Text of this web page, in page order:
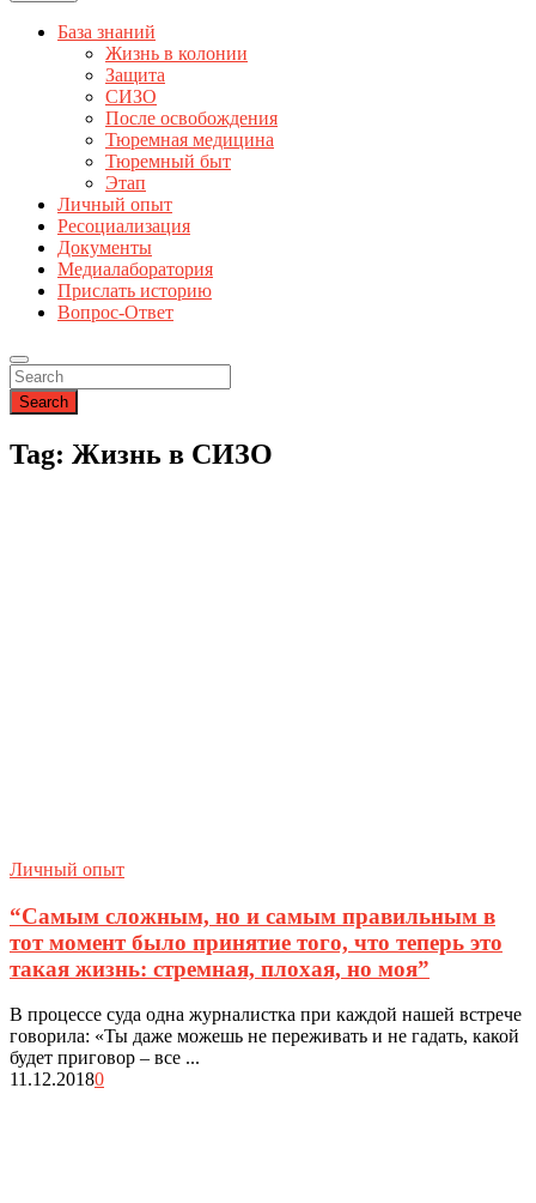
База знаний
Жизнь в колонии
Защита
СИЗО
После освобождения
Тюремная медицина
Тюремный быт
Этап
Личный опыт
Ресоциализация
Документы
Медиалаборатория
Прислать историю
Вопрос-Ответ
Search
Tag: Жизнь в СИЗО
Личный опыт
“Самым сложным, но и самым правильным в
тот момент было принятие того, что теперь это
такая жизнь: стремная, плохая, но моя”
В процессе суда одна журналистка при каждой нашей встрече
говорила: «Ты даже можешь не переживать и не гадать, какой
будет приговор – все ...
11.12.20180